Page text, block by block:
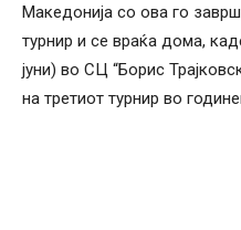
Македонија со ова го
турнир и се враќа дома,
јуни) во СЦ “Борис
на третиот турнир во